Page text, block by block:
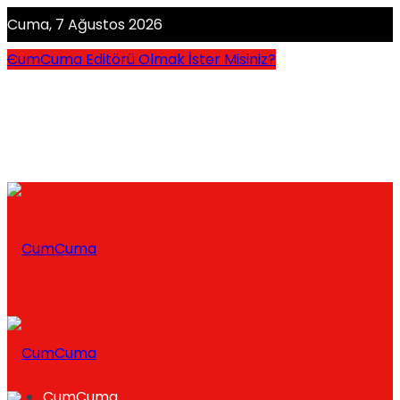
Cuma, 7 Ağustos 2026
CumCuma Editörü Olmak İster Misiniz?